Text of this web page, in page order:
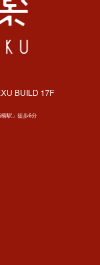
BUILD 17F
駅」徒歩6分